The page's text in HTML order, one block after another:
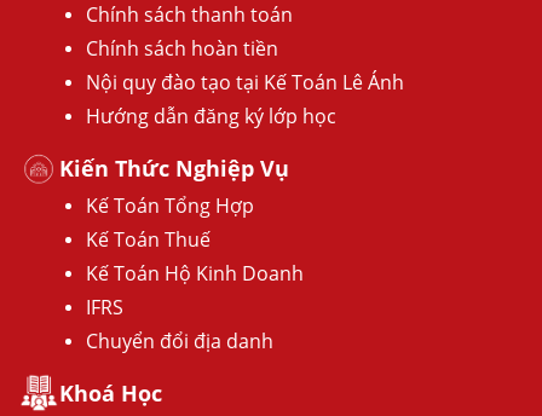
Chính sách thanh toán
Chính sách hoàn tiền
Nội quy đào tạo tại Kế Toán Lê Ánh
Hướng dẫn đăng ký lớp học
Kiến Thức Nghiệp Vụ
Kế Toán Tổng Hợp
Kế Toán Thuế
Kế Toán Hộ Kinh Doanh
IFRS
Chuyển đổi địa danh
Khoá Học